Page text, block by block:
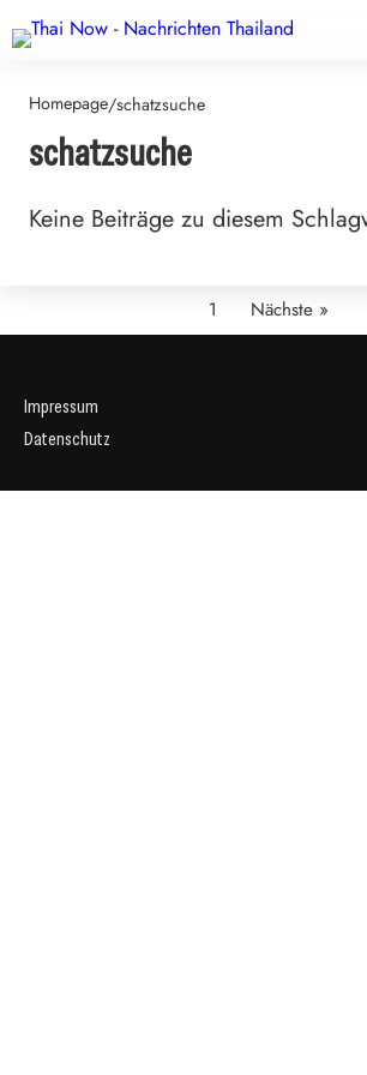
Events
Homepage/schatzsuche
schatzsuche
Keine Beiträge zu diesem
1 Nächste »
Impressum
Datenschutz